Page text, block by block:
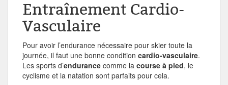
Entraînement Cardio-
Vasculaire
Pour avoir l’endurance nécessaire pour skier toute la
journée, il faut une bonne condition cardio-vasculaire.
Les sports d’endurance comme la course à pied, le
cyclisme et la natation sont parfaits pour cela.